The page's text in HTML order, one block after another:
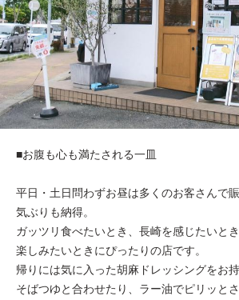
■お腹も心も満たされる一皿
平日・土日問わずお昼は多くのお客さんで
気ぶりも納得。
ガッツリ食べたいとき、長崎を感じたいと
楽しみたいときにぴったりの店です。
帰りには気に入った胡麻ドレッシングをお持
そばつゆと合わせたり、ラー油でピリッと